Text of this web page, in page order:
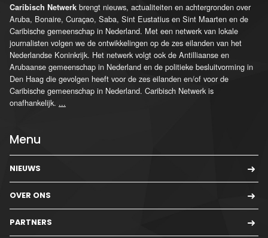
Caribisch Netwerk brengt nieuws, actualiteiten en achtergronden over
Aruba, Bonaire, Curaçao, Saba, Sint Eustatius en Sint Maarten en de
Caribische gemeenschap in Nederland. Met een netwerk van lokale
journalisten volgen we de ontwikkelingen op de zes eilanden van het
Nederlandse Koninkrijk. Het netwerk volgt ook de Antilliaanse en
Arubaanse gemeenschap in Nederland en de politieke besluitvorming in
Den Haag die gevolgen heeft voor de zes eilanden en/of voor de
Caribische gemeenschap in Nederland. Caribisch Netwerk is
onafhankelijk. ...
Menu
NIEUWS
OVER ONS
PARTNERS